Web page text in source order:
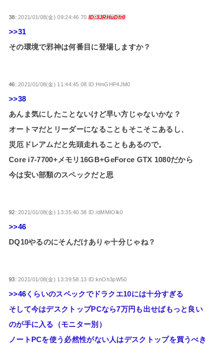
38:2021/01/08(金) 09:24:46.70 ID:3JRHuDfr0
>>31
その環境で邪神は何番目に登場しますか？
46:2021/01/08(金) 11:44:45.08 ID:HmGHP4JM0
>>38
あんま気にしたことないけど早い方じゃないかな？
オートマだとリーダーになることもそこそこあるし、
災厄ドレアムだと先頭走れることもあるので。
Core i7-7700+メモリ16GB+GeForce GTX 1080だから
今は安い部類のスペックだと思
92:2021/01/08(金) 13:35:40.38 ID:/dMMIOlk0
>>46
DQ10やるのにそんだけありゃ十分じゃね？
93:2021/01/08(金) 13:39:58.13 ID:knOh3pW50
>>46 くらいのスペックでドラクエ10には十分すぎる
そして今はデスクトップPCなら7万円も出せばもっと良い
のが手に入る（モニター別）
ノートPCを使う必然性がない人はデスクトップを買うべき